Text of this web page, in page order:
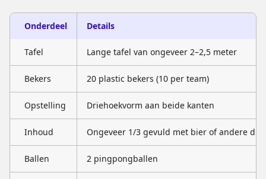
Onderdeel Details
Tafel Lange tafel van ongeveer 2–2,5 meter
Bekers 20 plastic bekers (10 per team)
Opstelling Driehoekvorm aan beide kanten
Inhoud Ongeveer 1/3 gevuld met bier of andere
Ballen 2 pingpongballen